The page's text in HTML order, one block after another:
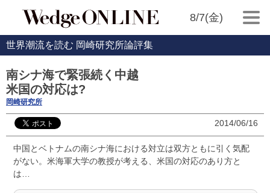
8/7(金)
世界潮流を読む 岡崎研究所論評集
南シナ海で緊張続く中越
米国の対応は?
岡崎研究所
2014/06/16
中国とベトナムの南シナ海における対立は双方ともに引く気配
がない。米海軍大学の教授が考える、米国の対応のあり方と
は…